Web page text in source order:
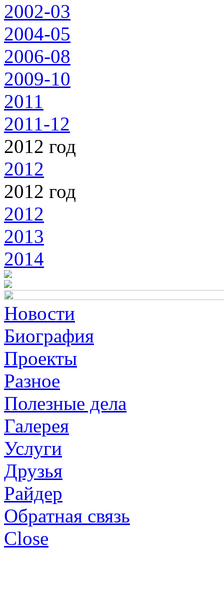
2002-03
2004-05
2006-08
2009-10
2011
2011-12
2012 год
2012
2012 год
2012
2013
2014
Новости
Биография
Проекты
Разное
Полезные дела
Галерея
Услуги
Друзья
Райдер
Обратная связь
Close